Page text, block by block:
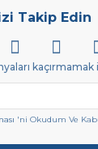
Takip Edin
'ni Okudum Ve